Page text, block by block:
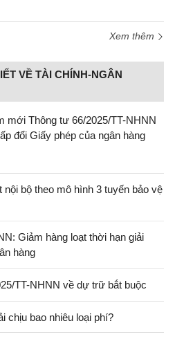
Xem thêm
VỀ TÀI CHÍNH-NGÂN
mới Thông tư 66/2025/TT-NHNN
đổi Giấy phép của ngân hàng
nội bộ theo mô hình 3 tuyến bảo vệ
Giảm hàng loạt thời hạn giải
hàng
TT-NHNN về dự trữ bắt buộc
chịu bao nhiêu loại phí?